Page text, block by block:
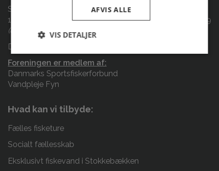
Svendborg Sportsfiskerforening har eksisteret siden
1933 og har til huse i eget klubhus på Dronningemaen 39
(det er ved Naturama og Haahr Skoles P-plads)
Der holdes klubaften onsdag kl. 19-21
Foreningen er medlem af:
Danmarks Sportsfiskerforbund
Vandpleje Fyn
Hvad kan vi tilbyde:
Fælles fisketure
Socialt fællesskab
Eksklusivt fiskevand i Stokkebækken
AFVIS ALLE
VIS DETALJER